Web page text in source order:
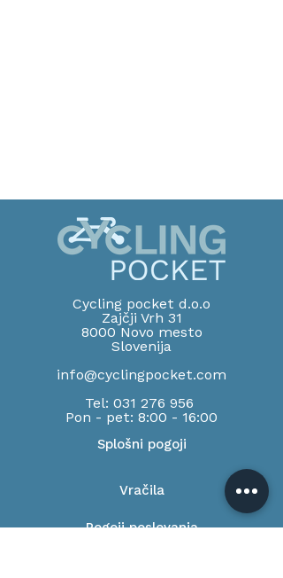
Cycling pocket d.o.o
Zajčji Vrh 31
8000 Novo mesto
Slovenija
info@cyclingpocket.com
Tel: 031 276 956
Pon - pet: 8:00 - 16:00
Splošni pogoji
Vračila
Pogoji poslovanja